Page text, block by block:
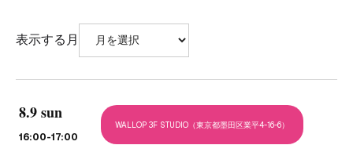
表示する月
8.9 sun
16:00-17:00
WALLOP 3F STUDIO（東京都墨田区業平4-16-6）